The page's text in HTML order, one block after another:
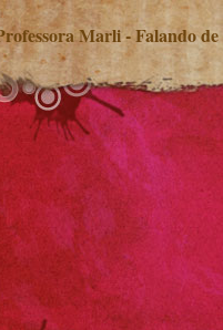
Marli - Falando
Fundeb e o futuro da educação